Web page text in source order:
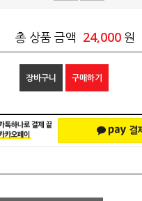
총 상품 금액 24,000 원
장바구니 구매하기